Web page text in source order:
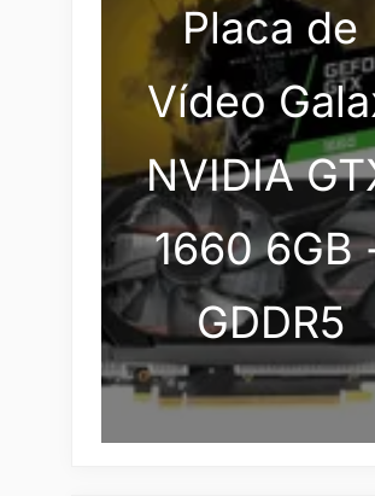
Placa de
Vídeo
NVIDIA
1660 6GB
GDDR5